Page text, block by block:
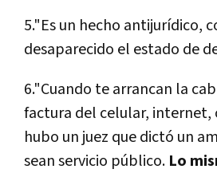
5."Es un hecho antijurídico,
desaparecido el estado de
6."Cuando te arrancan la
factura del celular, internet,
hubo un juez que dictó un
sean servicio público. Lo